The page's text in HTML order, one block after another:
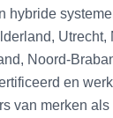
hybride
Noord-
en
van merken als